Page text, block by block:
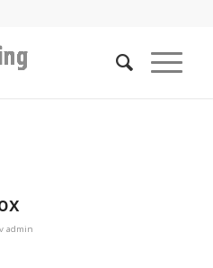
admin